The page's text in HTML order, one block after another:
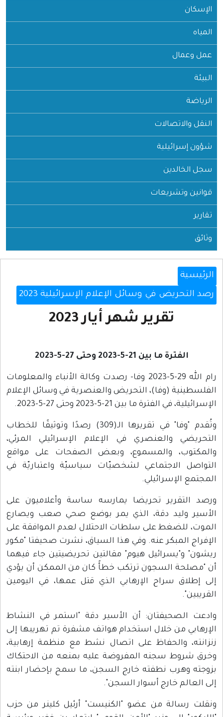
الإسكان
المياه
عمل وعمال
البيئة
الرياضة
النقل والاتصالات
شؤون إسرائيلية
سجل الخالدين
قوانين وتشريعات
تقارير
وثائق
الرئيسية
رصد التحريض في وسائل الإعلام الإسرائيلية 2023
تقرير شهر أيار 2023
الفترة ما بين 21-5-2023 وحتى 27-5-2023
رام الله 29-5-2023 وفا- رصدت وكالة الأنباء والمعلومات
الفلسطينية (وفا)، التحريض والعنصرية في وسائل الإعلام
الإسرائيلية، في الفترة ما بين 21-5-2023 وحتى 27-5-2023.
وتُقدم "وفا" في تقريرها الـ(309) رصدًا وتوثيقًا للخطاب
التحريضي والعنصري في الإعلام الإسرائيلي المرئي،
والمكتوب، والمسموع، وبعض الصفحات على مواقع
التواصل الاجتماعي لشخصيّات سياسيّة واعتباريّة في
المجتمع الإسرائيلي.
ورصد التقرير تحريضا يمارسه ساسة وأعلاميون على
الأسير وليد دقة، الذي يمر بوضع صحي صعب ويصارع
الموت، للضغط على سلطات الاحتلال لعدم الموافقة على
الإفراج المبكر عنه. وفي هذا السياق، نشرت صحيفتا "مكور
ريشون" و"يسرائيل هيوم" مقالتين تحريضيتين جاء فيهما
أن "مصلحة السجون ترتكب خطأً كان من الممكن أن يؤدي
إلى إطلاق سراح الإرهابي الذي قتل عمها، في اليومين
القريبين".
وادعت الصحيفتان: أن الأسير دقة "استمر في النشاط
الإرهابي من خلال استخدام هواتف مشفرة تم تهريبها إلى
زنزانته، والحفاظ على اتصال نشط مع منظمة إرهابية،
وخرق شروط سجنه المفروضة عليه بمنعه من الاحتكاك
بزوجته وهرب نطفته خارج السجن، ما سمح بإحضار ابنته
إلى العالم خارج أسوار السجن".
ونقلت رسالة من عضو "الكنيست" أرئيل كلينر من حزب